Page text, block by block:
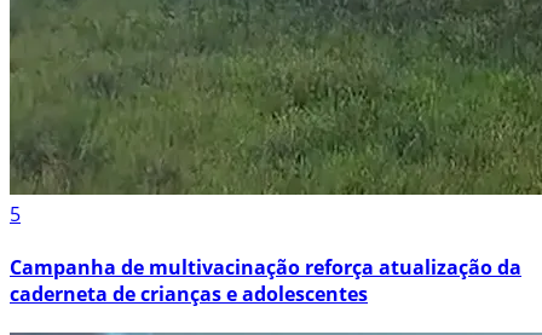
5
Campanha de multivacinação reforça atualização da
caderneta de crianças e adolescentes